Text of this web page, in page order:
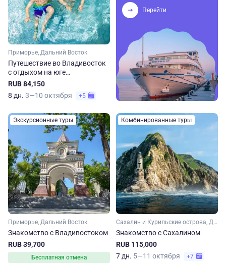
Приморье, Дальний Восток
Путешествие во Владивосток
с отдыхом на юге
Приморского края
RUB 84,150
8 дн. 3—10 октября +5
Перейти
Экскурсионные туры
Приморье, Дальний Восток
Знакомство с Владивостоком
RUB 39,700
Бесплатная отмена
Комбинированные туры
Сахалин и Курильские острова, Дальний Восток
Знакомство с Сахалином
RUB 115,000
7 дн. 5—11 октября +7